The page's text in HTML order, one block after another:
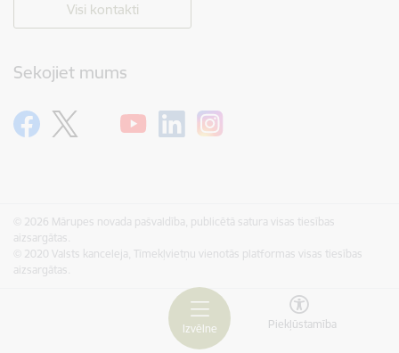
Izvēlne Piekļūstamība
Visi kontakti
Sekojiet mums
© 2026 Mārupes novada pašvaldība, publicētā satura visas tiesības
aizsargātas.
© 2020 Valsts kanceleja, Tīmekļvietņu vienotās platformas visas tiesības
aizsargātas.